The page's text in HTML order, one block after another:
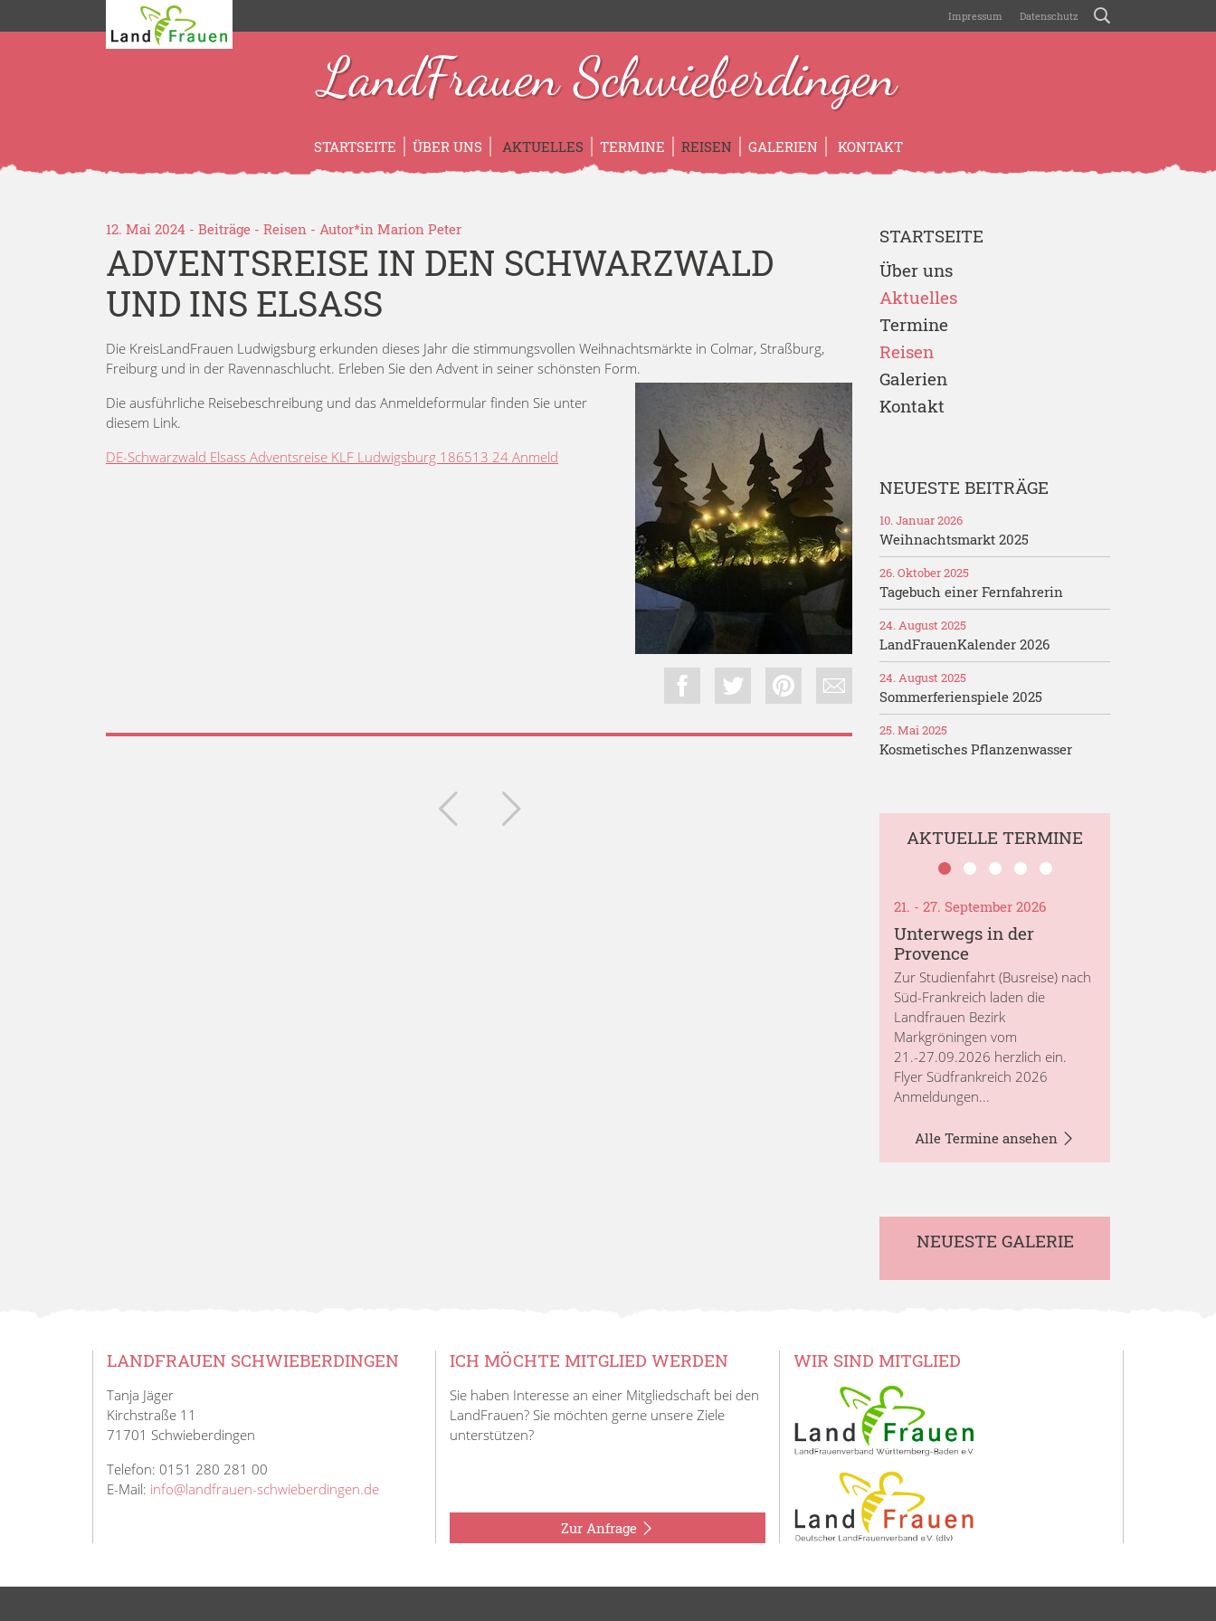
Impressum Datenschutz
LandFrauen Schwieberdingen
STARTSEITE ÜBER UNS AKTUELLES TERMINE REISEN GALERIEN KONTAKT
12. Mai 2024 - Beiträge - Reisen - Autor*in Marion Peter
ADVENTSREISE IN DEN SCHWARZWALD
UND INS ELSASS
Die KreisLandFrauen Ludwigsburg erkunden dieses Jahr die stimmungsvollen Weihnachtsmärkte in Colmar, Straßburg,
Freiburg und in der Ravennaschlucht. Erleben Sie den Advent in seiner schönsten Form.
Die ausführliche Reisebeschreibung und das Anmeldeformular finden Sie unter
diesem Link.
DE-Schwarzwald Elsass Adventsreise KLF Ludwigsburg 186513 24 Anmeld
STARTSEITE
Über uns
Aktuelles
Termine
Reisen
Galerien
Kontakt
NEUESTE BEITRÄGE
Weihnachtsmarkt 2025
10. Januar 2026
Tagebuch einer Fernfahrerin
26. Oktober 2025
LandFrauenKalender 2026
24. August 2025
Sommerferienspiele 2025
24. August 2025
Kosmetisches Pflanzenwasser
25. Mai 2025
AKTUELLE TERMINE
21. - 27. September 2026
Unterwegs in der
Provence
Zur Studienfahrt (Busreise) nach
Süd-Frankreich laden die
Landfrauen Bezirk
Markgröningen vom
21.-27.09.2026 herzlich ein.
Flyer Südfrankreich 2026
Anmeldungen...
Alle Termine ansehen
NEUESTE GALERIE
LANDFRAUEN SCHWIEBERDINGEN
Tanja Jäger
Kirchstraße 11
71701 Schwieberdingen
Telefon: 0151 280 281 00
E-Mail: info@landfrauen-schwieberdingen.de
ICH MÖCHTE MITGLIED WERDEN
Sie haben Interesse an einer Mitgliedschaft bei den
LandFrauen? Sie möchten gerne unsere Ziele
unterstützen?
Zur Anfrage
WIR SIND MITGLIED